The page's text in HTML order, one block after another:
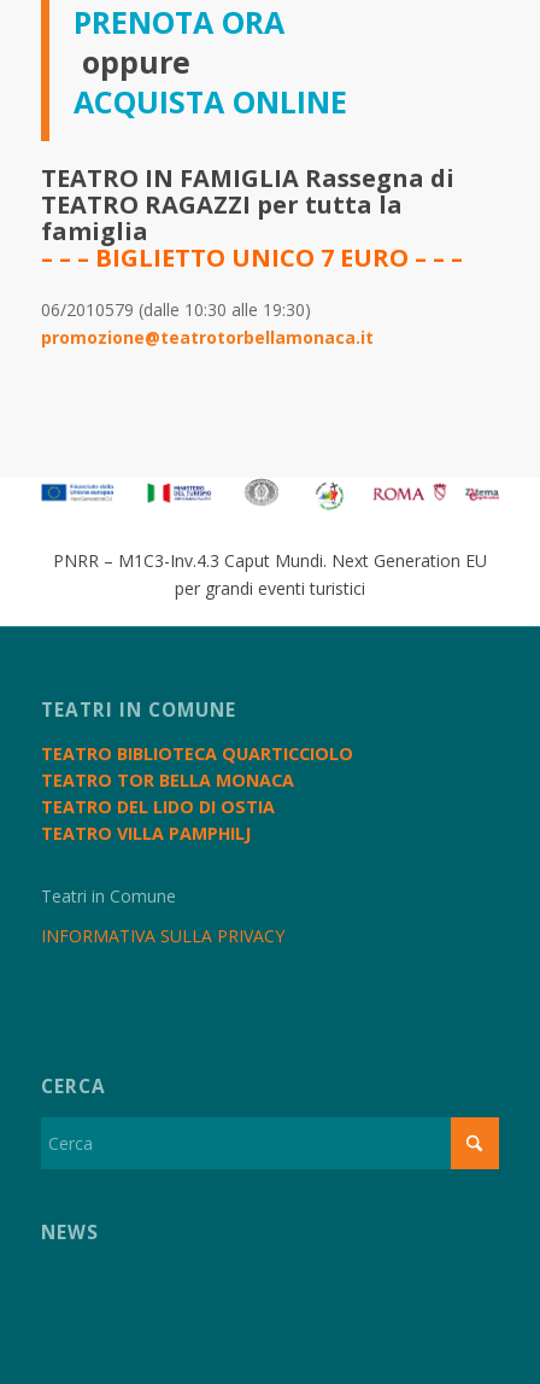
PRENOTA ORA
oppure
ACQUISTA ONLINE
TEATRO IN FAMIGLIA Rassegna di
TEATRO RAGAZZI per tutta la
famiglia
– – – BIGLIETTO UNICO 7 EURO – – –
06/2010579 (dalle 10:30 alle 19:30)
promozione@teatrotorbellamonaca.it
PNRR – M1C3-Inv.4.3 Caput Mundi. Next Generation EU
per grandi eventi turistici
TEATRI IN COMUNE
TEATRO BIBLIOTECA QUARTICCIOLO
TEATRO TOR BELLA MONACA
TEATRO DEL LIDO DI OSTIA
TEATRO VILLA PAMPHILJ
Teatri in Comune
INFORMATIVA SULLA PRIVACY
CERCA
NEWS